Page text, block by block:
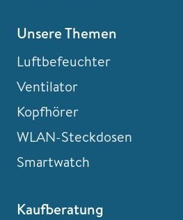
Unsere Themen
Luftbefeuchter
Ventilator
Kopfhörer
WLAN-Steckdosen
Smartwatch
Kaufberatung